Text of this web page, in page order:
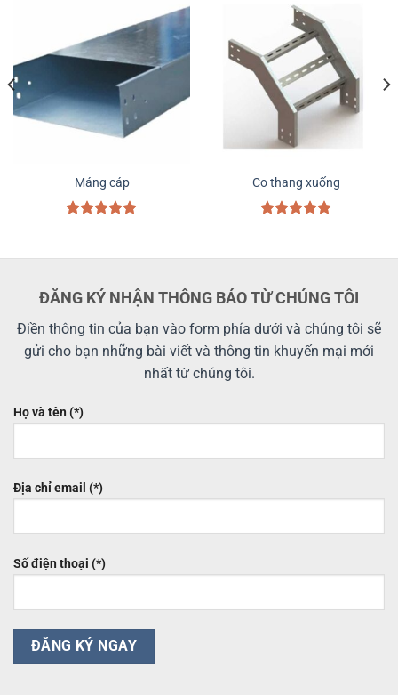
Máng cáp
5 sao
Co thang xuống
5 sao
ĐĂNG KÝ NHẬN THÔNG BÁO TỪ CHÚNG TÔI
Điền thông tin của bạn vào form phía dưới và chúng tôi sẽ
gửi cho bạn những bài viết và thông tin khuyến mại mới
nhất từ chúng tôi.
Họ và tên (*)
Địa chỉ email (*)
Số điện thoại (*)